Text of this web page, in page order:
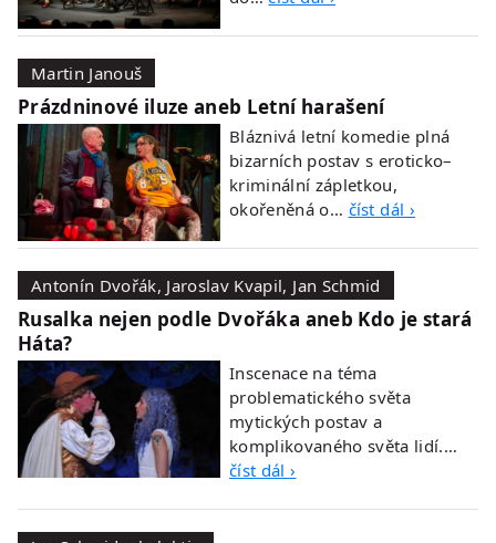
Martin Janouš
Prázdninové iluze aneb Letní harašení
Bláznivá letní komedie plná
bizarních postav s eroticko–
kriminální zápletkou,
okořeněná o… číst dál ›
Antonín Dvořák, Jaroslav Kvapil, Jan Schmid
Rusalka nejen podle Dvořáka aneb Kdo je stará
Háta?
Inscenace na téma
problematického světa
mytických postav a
komplikovaného světa lidí.…
číst dál ›